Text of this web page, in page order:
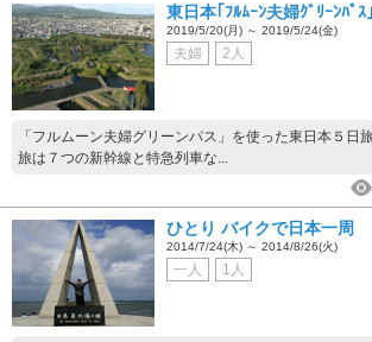
東日本｢ﾌﾙﾑｰﾝ夫婦ｸﾞﾘｰﾝﾊﾟ
2019/5/20(月) ～ 2019/5/24(金)
夫婦 2人
「フルムーン夫婦グリーンパス」を使った東日本５日
旅は７つの新幹線と特急列車な...
ひとり バイクで日本一周
2014/7/24(木) ～ 2014/8/26(火)
一人 1人